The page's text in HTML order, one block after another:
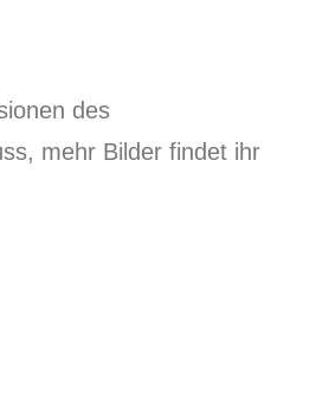
des
mehr Bilder findet ihr